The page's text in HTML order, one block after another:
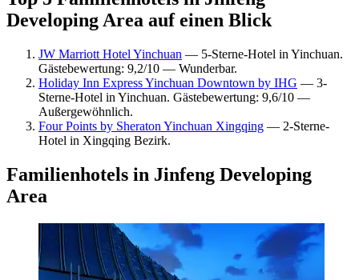
Developing Area auf einen Blick
JW Marriott Hotel Yinchuan — 5-Sterne-Hotel in Yinchuan.
Gästebewertung: 9,2/10 — Wunderbar.
Holiday Inn Express Yinchuan Downtown by IHG — 3-
Sterne-Hotel in Yinchuan. Gästebewertung: 9,6/10 —
Außergewöhnlich.
Four Points by Sheraton Yinchuan Xingqing — 2-Sterne-
Hotel in Xingqing Bezirk.
Familienhotels in Jinfeng Developing
Area